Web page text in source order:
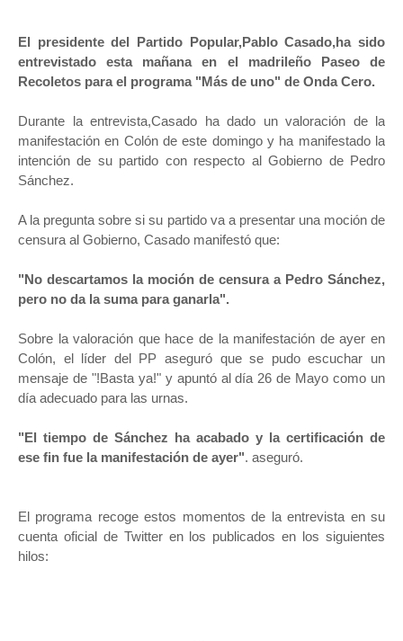
El presidente del Partido Popular,Pablo Casado,ha sido
entrevistado esta mañana en el madrileño Paseo de
Recoletos para el programa "Más de uno" de Onda Cero.
Durante la entrevista,Casado ha dado un valoración de la
manifestación en Colón de este domingo y ha manifestado la
intención de su partido con respecto al Gobierno de Pedro
Sánchez.
A la pregunta sobre si su partido va a presentar una moción de
censura al Gobierno, Casado manifestó que:
"No descartamos la moción de censura a Pedro Sánchez,
pero no da la suma para ganarla".
Sobre la valoración que hace de la manifestación de ayer en
Colón, el líder del PP aseguró que se pudo escuchar un
mensaje de "!Basta ya!" y apuntó al día 26 de Mayo como un
día adecuado para las urnas.
"El tiempo de Sánchez ha acabado y la certificación de
ese fin fue la manifestación de ayer". aseguró.
El programa recoge estos momentos de la entrevista en su
cuenta oficial de Twitter en los publicados en los siguientes
hilos: